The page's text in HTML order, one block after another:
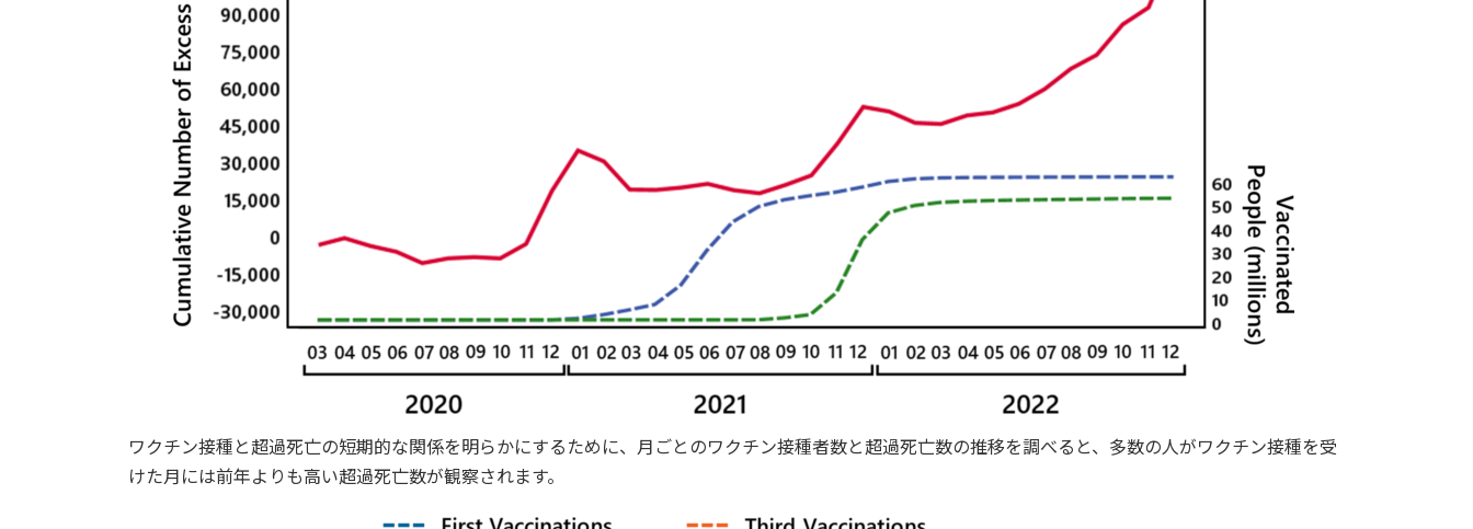
ワクチン接種と超過死亡の短期的な関係を明らかにするために、月ごとのワクチン接種者数と超過死亡数の推移を調べると、多数の人がワクチン接種を受
けた月には前年よりも高い超過死亡数が観察されます。